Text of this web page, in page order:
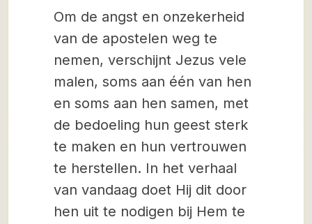
Om de angst en onzekerheid
van de apostelen weg te
nemen, verschijnt Jezus vele
malen, soms aan één van hen
en soms aan hen samen, met
de bedoeling hun geest sterk
te maken en hun vertrouwen
te herstellen. In het verhaal
van vandaag doet Hij dit door
hen uit te nodigen bij Hem te